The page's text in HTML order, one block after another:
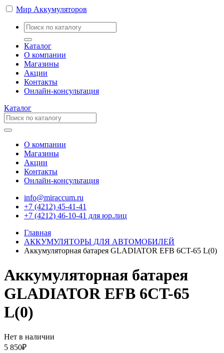
Мир Аккумуляторов
Каталог
О компании
Магазины
Акции
Контакты
Онлайн-консультация
Каталог
О компании
Магазины
Акции
Контакты
Онлайн-консультация
info@miraccum.ru
+7 (4212) 45-41-41
+7 (4212) 46-10-41 для юр.лиц
Главная
АККУМУЛЯТОРЫ ДЛЯ АВТОМОБИЛЕЙ
Аккумуляторная батарея GLADIATOR EFB 6CT-65 L(0)
Аккумуляторная батарея
GLADIATOR EFB 6CT-65
L(0)
Нет в наличии
5 850₽